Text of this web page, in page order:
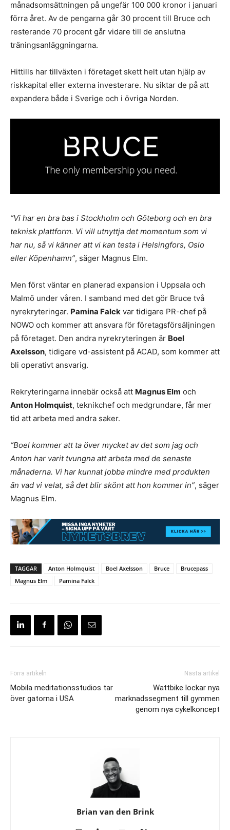
månadsomsättningen på ungefär 100 000 kronor i januari
förra året. Av de pengarna går 30 procent till Bruce och
resterande 70 procent går vidare till de anslutna
träningsanläggningarna.
Hittills har tillväxten i företaget skett helt utan hjälp av
riskkapital eller externa investerare. Nu siktar de på att
expandera både i Sverige och i övriga Norden.
“Vi har en bra bas i Stockholm och Göteborg och en bra
teknisk plattform. Vi vill utnyttja det momentum som vi
har nu, så vi känner att vi kan testa i Helsingfors, Oslo
eller Köpenhamn”, säger Magnus Elm.
Men först väntar en planerad expansion i Uppsala och
Malmö under våren. I samband med det gör Bruce två
nyrekryteringar. Pamina Falck var tidigare PR-chef på
NOWO och kommer att ansvara för företagsförsäljningen
på företaget. Den andra nyrekryteringen är Boel
Axelsson, tidigare vd-assistent på ACAD, som kommer att
bli operativt ansvarig.
Rekryteringarna innebär också att Magnus Elm och
Anton Holmquist, teknikchef och medgrundare, får mer
tid att arbeta med andra saker.
“Boel kommer att ta över mycket av det som jag och
Anton har varit tvungna att arbeta med de senaste
månaderna. Vi har kunnat jobba mindre med produkten
än vad vi velat, så det blir skönt att hon kommer in”, säger
Magnus Elm.
TAGGAR Anton Holmquist Boel Axelsson Bruce
Brucepass
Magnus Elm
Pamina Falck
Förra artikeln
Mobila meditationsstudios tar
över gatorna i USA
Nästa artikel
Wattbike lockar nya
marknadssegment till gymmen
genom nya cykelkoncept
Brian van den Brink